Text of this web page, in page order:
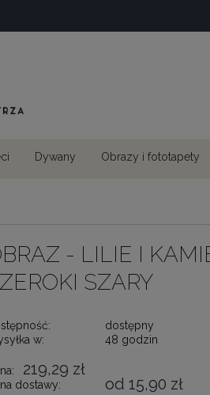
Dywany Obrazy i fototapety
- LILIE I
SZARY
dostępny
w:
48 godzin
219,29 zł
dostawy: od 15,90 zł